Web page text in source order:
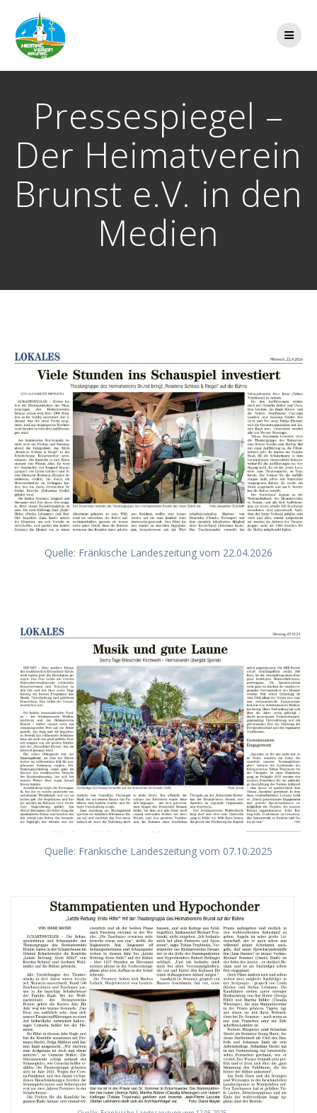
Pressespiegel –
Der Heimatverein
Brunst e.V. in den
Medien
Quelle: Fränkische Landeszeitung vom 22.04.2026
Quelle: Fränkische Landeszeitung vom 07.10.2025